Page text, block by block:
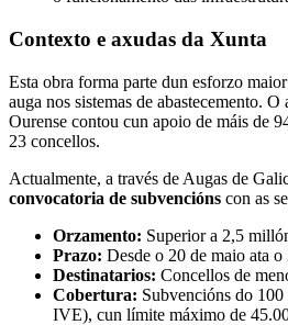
Contexto e axudas da Xunta
Esta obra forma parte dun esforzo
auga nos sistemas de abastecemento.
Ourense contou cun apoio de máis de
23 concellos.
Actualmente, a través de Augas de
convocatoria de subvencións con as
Orzamento: Superior a 2,5
Prazo: Desde o 20 de maio ata
Destinatarios: Concellos de
Cobertura: Subvencións do
IVE), cun límite máximo de